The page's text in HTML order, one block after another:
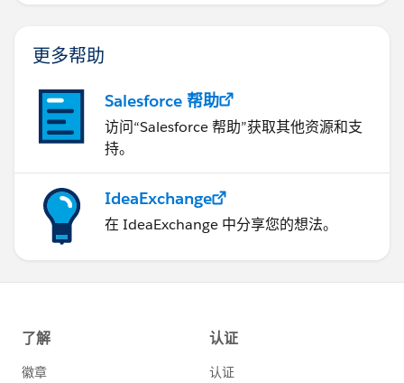
更多帮助
Salesforce 帮助
访问“Salesforce 帮助”获取其他资源和支
持。
IdeaExchange
在 IdeaExchange 中分享您的想法。